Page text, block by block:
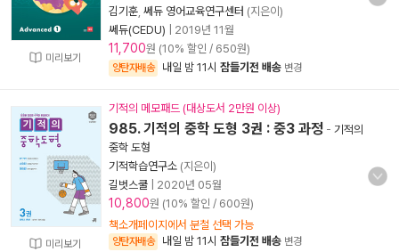
미리보기
김기훈 쎄듀 영어교육연구센터 (지은이)
쎄듀(CEDU)
2019년 11월
11,700원 (10% 할인 / 650원)
양탄자배송 내일 밤 11시 잠들기전 배송 변경
미리보기
기적의 메모패드 (대상도서 2만원 이상)
985. 기적의 중학 도형 3권 : 중3 과정 - 기적의
중학 도형
기적학습연구소 (지은이)
길벗스쿨
2020년 05월
10,800원 (10% 할인 / 600원)
책소개페이지에서 분철 선택 가능
양탄자배송 내일 밤 11시 잠들기전 배송 변경